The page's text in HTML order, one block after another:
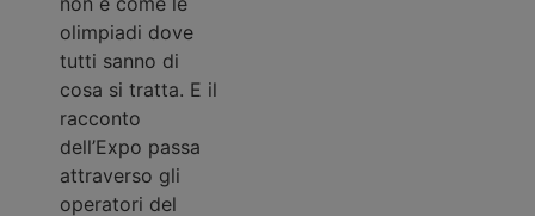
at ipsum nibh.
Vestibulum quis
mauris justo.
Nullam facilisis,
leo vel finibus
lacinia, elit
magna tincidunt
felis, sit amet
olimpiadi dove
tutti sanno di
cosa si tratta. E il
racconto
dell’Expo passa
attraverso gli
operatori del
Stefano
Venturi